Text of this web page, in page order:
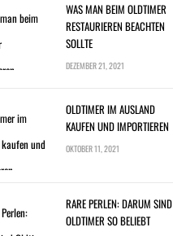
WAS MAN BEIM OLDTIMER
RESTAURIEREN BEACHTEN
SOLLTE
DEZEMBER 21, 2021
OLDTIMER IM AUSLAND
KAUFEN UND IMPORTIEREN
OKTOBER 11, 2021
RARE PERLEN: DARUM SIND
OLDTIMER SO BELIEBT